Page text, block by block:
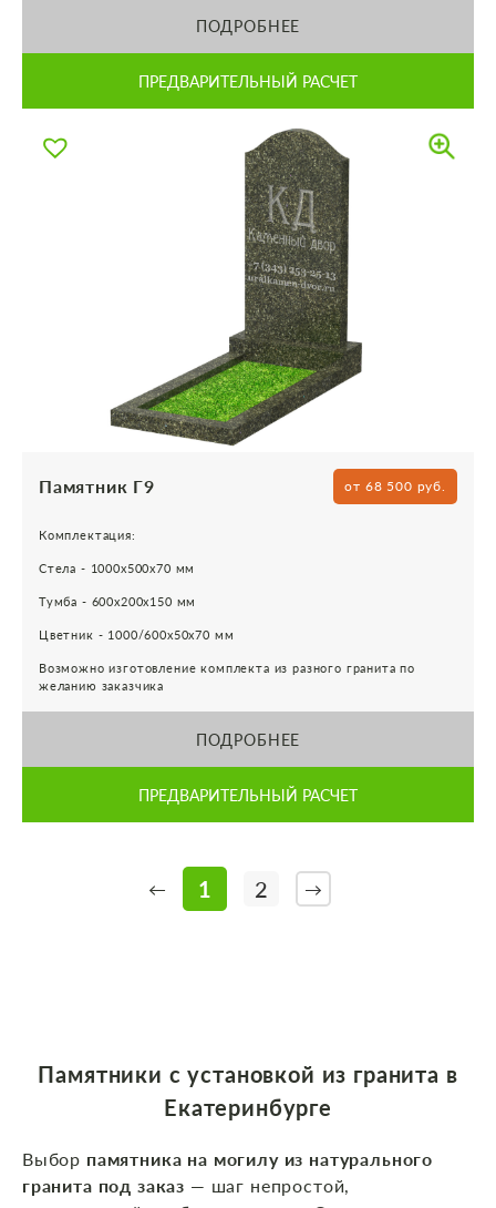
ПОДРОБНЕЕ
ПРЕДВАРИТЕЛЬНЫЙ РАСЧЕТ
Памятник Г9 от 68 500 руб.
Комплектация:
Стела - 1000х500х70 мм
Тумба - 600х200х150 мм
Цветник - 1000/600х50х70 мм
Возможно изготовление комплекта из разного гранита по
желанию заказчика
ПОДРОБНЕЕ
ПРЕДВАРИТЕЛЬНЫЙ РАСЧЕТ
← 1 2 →
Памятники с установкой из гранита в
Екатеринбурге
Выбор памятника на могилу из натурального
гранита под заказ — шаг непростой,